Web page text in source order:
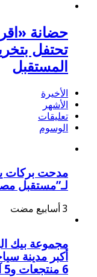
حضانة
المستقبل
الأخيرة
الأشهر
تعليقات
الوسوم
مدحت بركات
لـ”مستقبل
أكبر مدينة
6 منتجعات و5 آلاف غرفة